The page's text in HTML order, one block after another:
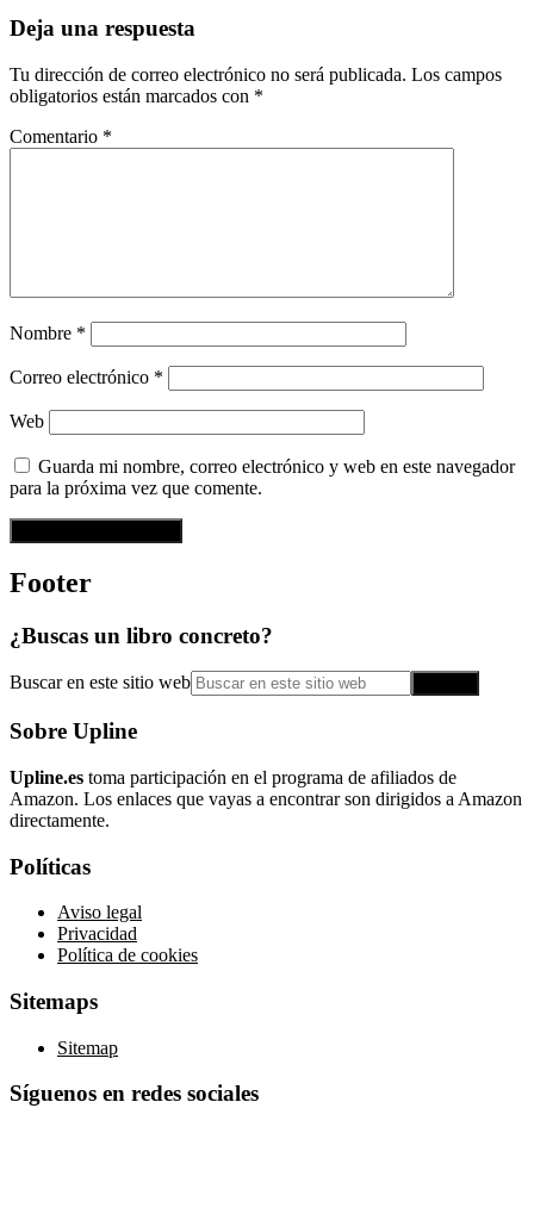
Deja una respuesta
Tu dirección de correo electrónico no será publicada. Los campos
obligatorios están marcados con *
Comentario *
Nombre *
Correo electrónico *
Web
Guarda mi nombre, correo electrónico y web en este navegador
para la próxima vez que comente.
Footer
¿Buscas un libro concreto?
Buscar en este sitio web
Sobre Upline
Upline.es toma participación en el programa de afiliados de
Amazon. Los enlaces que vayas a encontrar son dirigidos a Amazon
directamente.
Políticas
Aviso legal
Privacidad
Política de cookies
Sitemaps
Sitemap
Síguenos en redes sociales